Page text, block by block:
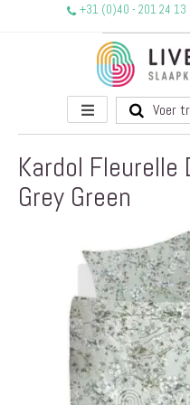
+31 (0)40 - 201 24 13
Toggle
Nav
Kardol Fleurelle
Grey Green
afbeeldingen-